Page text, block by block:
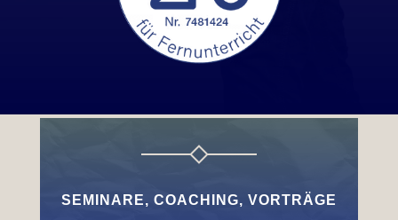
SEMINARE, COACHING, VORTRÄGE